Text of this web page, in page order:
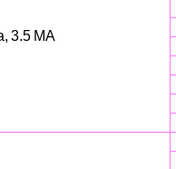
3.5 MA